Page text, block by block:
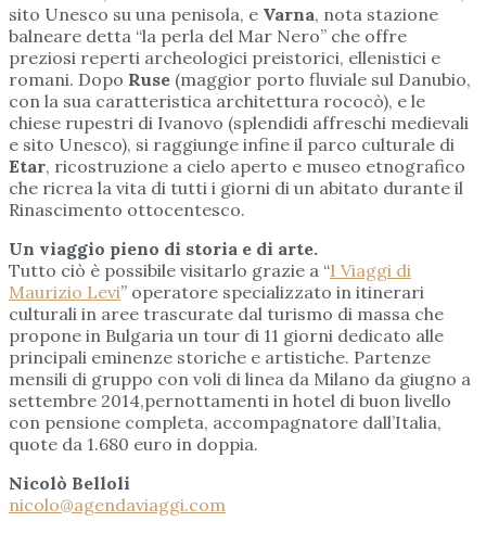
sito Unesco su una penisola, e Varna, nota stazione
balneare detta “la perla del Mar Nero” che offre
preziosi reperti archeologici preistorici, ellenistici e
romani. Dopo Ruse (maggior porto fluviale sul Danubio,
con la sua caratteristica architettura rococò), e le
chiese rupestri di Ivanovo (splendidi affreschi medievali
e sito Unesco), si raggiunge infine il parco culturale di
Etar, ricostruzione a cielo aperto e museo etnografico
che ricrea la vita di tutti i giorni di un abitato durante il
Rinascimento ottocentesco.
Un viaggio pieno di storia e di arte.
Tutto ciò è possibile visitarlo grazie a “I Viaggi di
Maurizio Levi” operatore specializzato in itinerari
culturali in aree trascurate dal turismo di massa che
propone in Bulgaria un tour di 11 giorni dedicato alle
principali eminenze storiche e artistiche. Partenze
mensili di gruppo con voli di linea da Milano da giugno a
settembre 2014,pernottamenti in hotel di buon livello
con pensione completa, accompagnatore dall’Italia,
quote da 1.680 euro in doppia.
Nicolò Belloli
nicolo@agendaviaggi.com